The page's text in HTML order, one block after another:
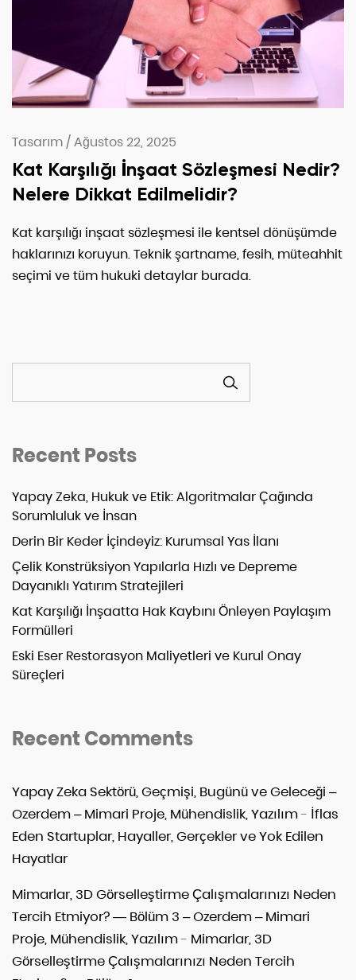
Tasarım/Ağustos 22, 2025
Kat Karşılığı İnşaat Sözleşmesi Nedir?
Nelere Dikkat Edilmelidir?
Kat karşılığı inşaat sözleşmesi ile kentsel dönüşümde
haklarınızı koruyun. Teknik şartname, fesih, müteahhit
seçimi ve tüm hukuki detaylar burada.
Recent Posts
Yapay Zeka, Hukuk ve Etik: Algoritmalar Çağında
Sorumluluk ve İnsan
Derin Bir Keder İçindeyiz: Kurumsal Yas İlanı
Çelik Konstrüksiyon Yapılarla Hızlı ve Depreme
Dayanıklı Yatırım Stratejileri
Kat Karşılığı İnşaatta Hak Kaybını Önleyen Paylaşım
Formülleri
Eski Eser Restorasyon Maliyetleri ve Kurul Onay
Süreçleri
Recent Comments
Yapay Zeka Sektörü, Geçmişi, Bugünü ve Geleceği –
Ozerdem – Mimari Proje, Mühendislik, Yazılım- İflas
Eden Startuplar, Hayaller, Gerçekler ve Yok Edilen
Hayatlar
Mimarlar, 3D Görselleştirme Çalışmalarınızı Neden
Tercih Etmiyor? — Bölüm 3 – Ozerdem – Mimari
Proje, Mühendislik, Yazılım- Mimarlar, 3D
Görselleştirme Çalışmalarınızı Neden Tercih